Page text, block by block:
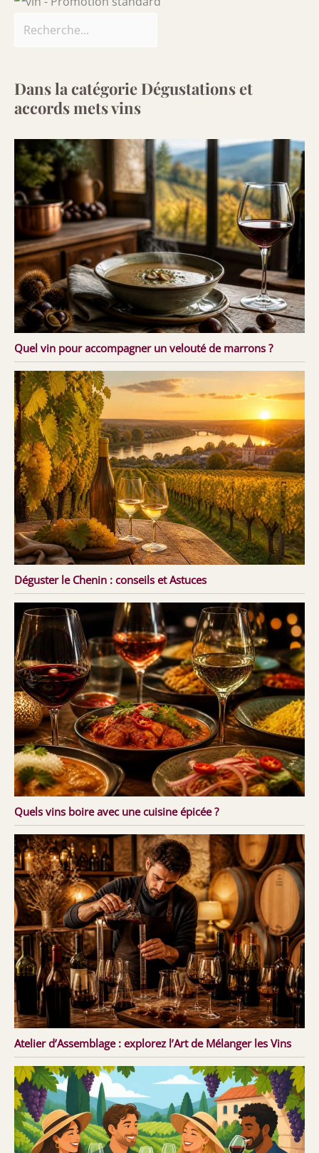
Dans la catégorie Dégustations et
accords mets vins
Quel vin pour accompagner un velouté de marrons ?
Déguster le Chenin : conseils et Astuces
Quels vins boire avec une cuisine épicée ?
Atelier d’Assemblage : explorez l’Art de Mélanger les Vins